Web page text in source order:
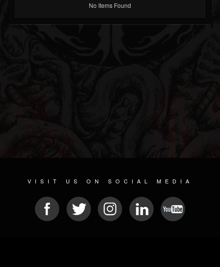
No Items Found
VISIT US ON SOCIAL MEDIA